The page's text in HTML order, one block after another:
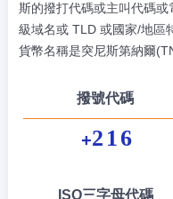
斯的撥打代碼或主叫代碼
級域名或 TLD 或國家/地區
貨幣名稱是突尼斯第納爾
撥號代碼
+216
ISO三字母代碼